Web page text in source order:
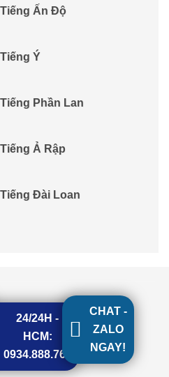
Ấn Độ
Ý
Phần Lan
Ả Rập
Đài Loan
24/24H -
HCM:
0934.888.768
CHAT -
ZALO
NGAY!